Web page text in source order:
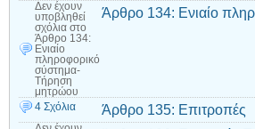
Δεν έχουν
υποβληθεί
σχόλια στο
Άρθρο 134:
Ενιαίο
πληροφορικό
σύστημα-
Τήρηση
μητρώου
Άρθρο 134: Ενιαίο
4 Σχόλια Άρθρο 135: Επιτροπές